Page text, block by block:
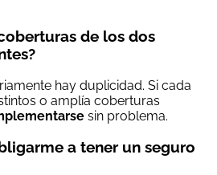
de los dos
hay duplicidad. Si cada
o amplía coberturas
sin problema.
a tener un seguro